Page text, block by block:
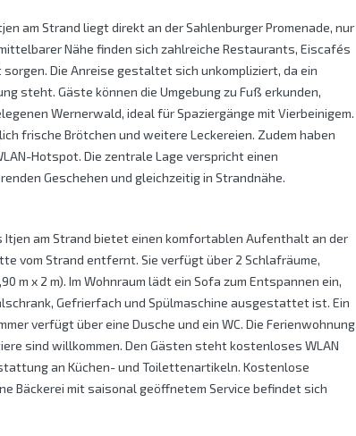
am Strand liegt direkt an der Sahlenburger Promenade, nur
Nähe finden sich zahlreiche Restaurants, Eiscafés
Die Anreise gestaltet sich unkompliziert, da ein
steht. Gäste können die Umgebung zu Fuß erkunden,
Wernerwald, ideal für Spaziergänge mit Vierbeinigem.
frische Brötchen und weitere Leckereien. Zudem haben
Hotspot. Die zentrale Lage verspricht einen
Geschehen und gleichzeitig in Strandnähe.
Itjen am Strand bietet einen komfortablen Aufenthalt an der
vom Strand entfernt. Sie verfügt über 2 Schlafräume,
x 2 m). Im Wohnraum lädt ein Sofa zum Entspannen ein,
Gefrierfach und Spülmaschine ausgestattet ist. Ein
verfügt über eine Dusche und ein WC. Die Ferienwohnung
sind willkommen. Den Gästen steht kostenloses WLAN
an Küchen- und Toilettenartikeln. Kostenlose
Bäckerei mit saisonal geöffnetem Service befindet sich